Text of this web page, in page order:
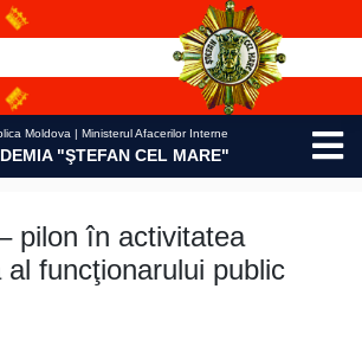
Moldova | Ministerul Afacerilor Interne
"ŞTEFAN CEL MARE"
pilon în activitatea
al funcţionarului public